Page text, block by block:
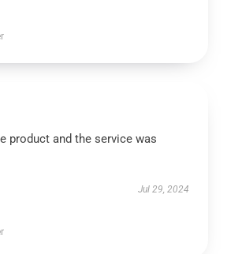
product and the service was
Jul 29, 2024